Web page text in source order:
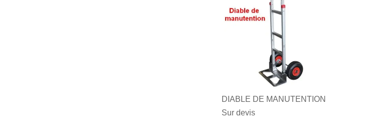
DIABLE DE MANUTENTION
Sur devis